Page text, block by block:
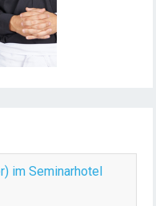
im Seminarhotel